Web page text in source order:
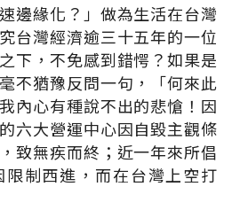
邊緣化？」做為生活在台灣
台灣經濟逾三十五年的一位
下，不免感到錯愕？如果是
不猶豫反問一句，「何來此
內心有種說不出的悲愴！因
六大營運中心因自毀主觀條
致無疾而終；近一年來所倡
制西進，而在台灣上空打